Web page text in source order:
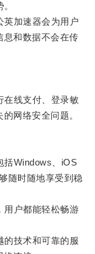
加速器会为用户
息和数据不会在传
线支付、登录敏
网络安全问题。
Windows、iOS
随时随地享受到稳
户都能轻松畅游
技术和可靠的服